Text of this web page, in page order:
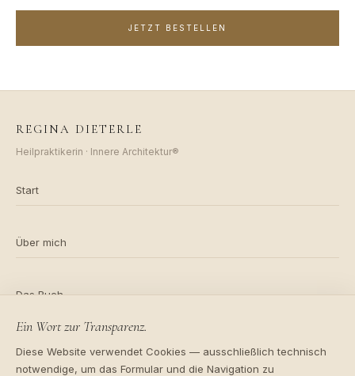
JETZT BESTELLEN
REGINA DIETERLE
Heilpraktikerin · Innere Architektur®
Start
Über mich
Das Buch
Impressum
Ein Wort zur Transparenz.
Diese Website verwendet Cookies — ausschließlich technisch
notwendige, um das Formular und die Navigation zu